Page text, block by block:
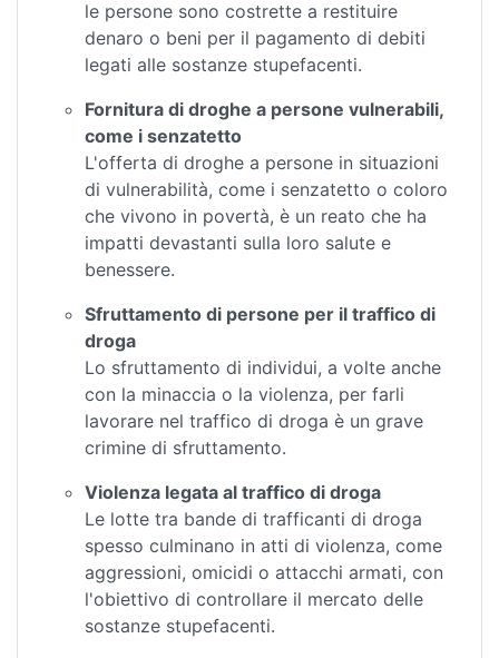
le persone sono costrette a restituire
denaro o beni per il pagamento di debiti
legati alle sostanze stupefacenti.
Fornitura di droghe a persone vulnerabili,
come i senzatetto
L'offerta di droghe a persone in situazioni
di vulnerabilità, come i senzatetto o coloro
che vivono in povertà, è un reato che ha
impatti devastanti sulla loro salute e
benessere.
Sfruttamento di persone per il traffico di
droga
Lo sfruttamento di individui, a volte anche
con la minaccia o la violenza, per farli
lavorare nel traffico di droga è un grave
crimine di sfruttamento.
Violenza legata al traffico di droga
Le lotte tra bande di trafficanti di droga
spesso culminano in atti di violenza, come
aggressioni, omicidi o attacchi armati, con
l'obiettivo di controllare il mercato delle
sostanze stupefacenti.